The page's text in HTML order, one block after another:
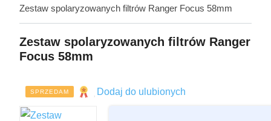
Zestaw spolaryzowanych filtrów Ranger Focus 58mm
Zestaw spolaryzowanych filtrów Ranger
Focus 58mm
SPRZEDAM Dodaj do ulubionych